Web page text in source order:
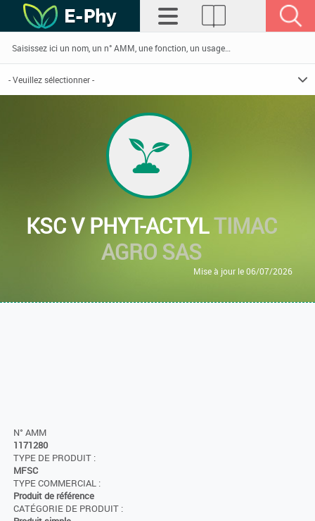
KSC V PHYT-ACTYLTIMAC
AGRO SAS
Mise à jour le 06/07/2026
N° AMM
1171280
TYPE DE PRODUIT :
MFSC
TYPE COMMERCIAL :
Produit de référence
CATÉGORIE DE PRODUIT :